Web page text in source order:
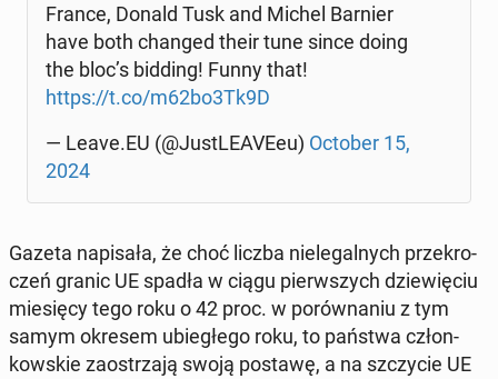
France, Donald Tusk and Michel Barnier
have both changed their tune since doing
the bloc’s bidding! Funny that!
https://t.co/m62bo3Tk9D
— Leave.EU (@Ju­stLE­AVE­eu) October 15,
2024
Gazeta na­pi­sa­ła, że choć liczba nie­le­gal­nych prze­kro­
czeń granic UE spadła w ciągu pierw­szych dzie­wię­ciu
mie­się­cy tego roku o 42 proc. w po­rów­na­niu z tym
samym okresem ubie­głe­go roku, to państwa człon­
kow­skie za­ostrza­ją swoją postawę, a na szczy­cie UE